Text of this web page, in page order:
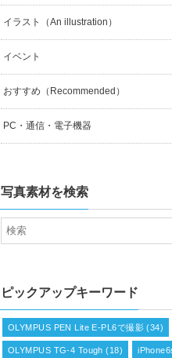
イラスト（An illustration）
イベント
おすすめ（Recommended）
PC・通信・電子機器
写真素材を検索
ピックアップキーワード
OLYMPUS PEN Lite E-PL6で撮影 (34)
OLYMPUS TG-4 Tough (18)